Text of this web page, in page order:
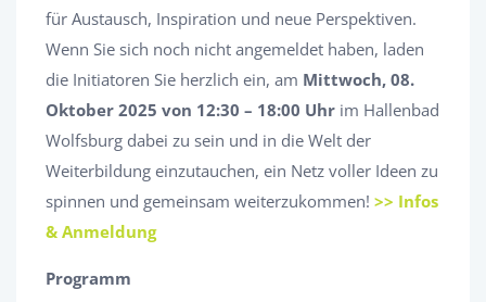
für Austausch, Inspiration und neue Perspektiven.
Wenn Sie sich noch nicht angemeldet haben, laden
die Initiatoren Sie herzlich ein, am Mittwoch, 08.
Oktober 2025 von 12:30 – 18:00 Uhr im Hallenbad
Wolfsburg dabei zu sein und in die Welt der
Weiterbildung einzutauchen, ein Netz voller Ideen zu
spinnen und gemeinsam weiterzukommen! >> Infos
& Anmeldung
Programm